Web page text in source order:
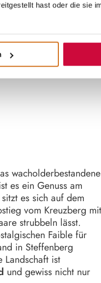
hast oder die sie
wacholderbestandene
es ein Genuss am
es sich auf dem
vom Kreuzberg mit
strubbeln lässt.
Faible für
in Steffenberg
ist
und gewiss nicht nur